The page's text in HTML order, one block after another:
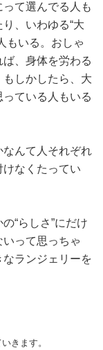
て選んでる人も
、いわゆる“大
もいる。おしゃ
、身体を労わる
しかしたら、大
ている人もいる
んて人それぞれ
なくたってい
“らしさ”にだけ
って思っちゃ
ランジェリーを
きます。